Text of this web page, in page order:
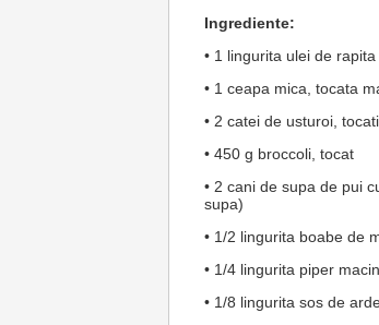
Ingrediente:
• 1 lingurita ulei de
• 1 ceapa mica, tocata
• 2 catei de usturoi, tocati
• 450 g broccoli, tocat
• 2 cani de supa de pui
supa)
• 1/2 lingurita boabe de
• 1/4 lingurita piper
• 1/8 lingurita sos de